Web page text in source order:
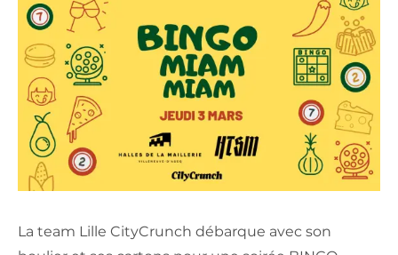
La team Lille CityCrunch débarque avec son